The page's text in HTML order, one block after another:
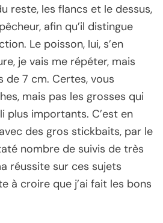
reste, les flancs et le dessus,
afin qu’il distingue
Le poisson, lui, s’en
je vais me répéter, mais
de 7 cm. Certes, vous
mais pas les grosses qui
plus importants. C’est en
des gros stickbaits, par le
nombre de suivis de très
réussite sur ces sujets
à croire que j’ai fait les bons